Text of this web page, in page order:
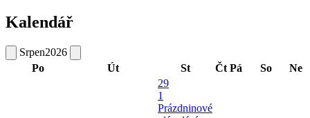
Kalendář
Srpen2026
Po
Út St Čt Pá So Ne
29
1
Prázdninové